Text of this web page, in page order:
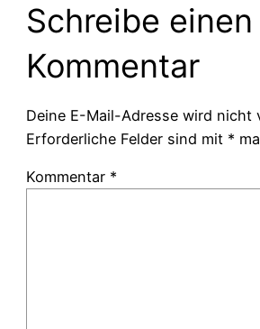
Schreibe einen
Kommentar
Deine E-Mail-Adresse wird nicht
Erforderliche Felder sind mit *
Kommentar *